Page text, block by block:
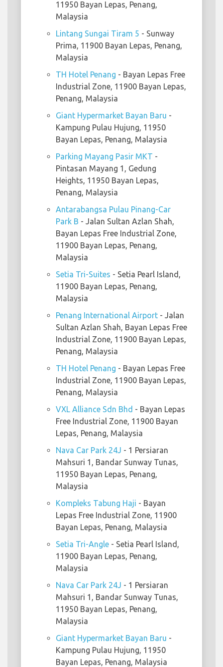
11950 Bayan Lepas, Penang,
Malaysia
Lintang Sungai Tiram 5 - Sunway
Prima, 11900 Bayan Lepas, Penang,
Malaysia
TH Hotel Penang - Bayan Lepas Free
Industrial Zone, 11900 Bayan Lepas,
Penang, Malaysia
Giant Hypermarket Bayan Baru -
Kampung Pulau Hujung, 11950
Bayan Lepas, Penang, Malaysia
Parking Mayang Pasir MKT -
Pintasan Mayang 1, Gedung
Heights, 11950 Bayan Lepas,
Penang, Malaysia
Antarabangsa Pulau Pinang-Car
Park B - Jalan Sultan Azlan Shah,
Bayan Lepas Free Industrial Zone,
11900 Bayan Lepas, Penang,
Malaysia
Setia Tri-Suites - Setia Pearl Island,
11900 Bayan Lepas, Penang,
Malaysia
Penang International Airport - Jalan
Sultan Azlan Shah, Bayan Lepas Free
Industrial Zone, 11900 Bayan Lepas,
Penang, Malaysia
TH Hotel Penang - Bayan Lepas Free
Industrial Zone, 11900 Bayan Lepas,
Penang, Malaysia
VXL Alliance Sdn Bhd - Bayan Lepas
Free Industrial Zone, 11900 Bayan
Lepas, Penang, Malaysia
Nava Car Park 24J - 1 Persiaran
Mahsuri 1, Bandar Sunway Tunas,
11950 Bayan Lepas, Penang,
Malaysia
Kompleks Tabung Haji - Bayan
Lepas Free Industrial Zone, 11900
Bayan Lepas, Penang, Malaysia
Setia Tri-Angle - Setia Pearl Island,
11900 Bayan Lepas, Penang,
Malaysia
Nava Car Park 24J - 1 Persiaran
Mahsuri 1, Bandar Sunway Tunas,
11950 Bayan Lepas, Penang,
Malaysia
Giant Hypermarket Bayan Baru -
Kampung Pulau Hujung, 11950
Bayan Lepas, Penang, Malaysia